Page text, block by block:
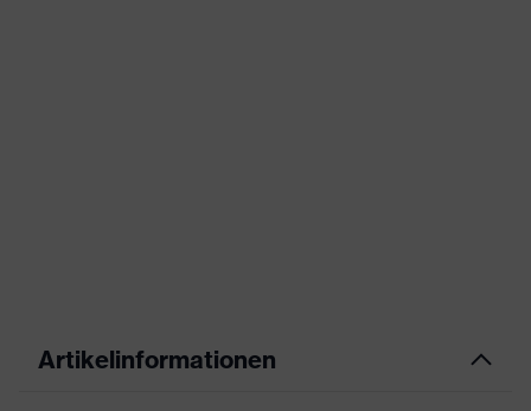
Artikelinformationen